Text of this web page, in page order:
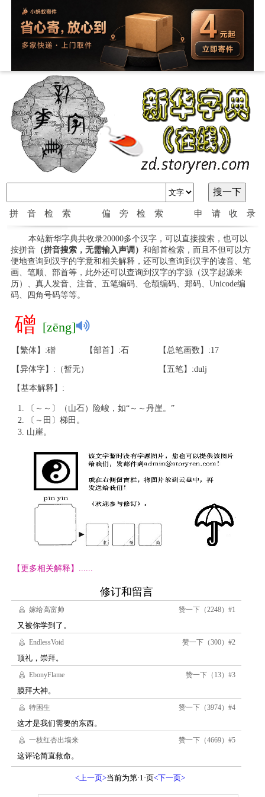
拼音检索 偏旁检索 申请收录
本站新华字典共收录20000多个汉字，可以直接搜索，也可以
按拼音（拼音搜索，无需输入声调） 和部首检索，而且不但可以方
便地查询到汉字的字意和相关解释，还可以查询到汉字的读音、笔
画、笔顺、部首等，此外还可以查询到汉字的字源（汉字起源来
历）、真人发音、注音、五笔编码、仓颉编码、郑码、Unicode编
码、四角号码等等。
磳 [zēng]
【繁体】:磳 【部首】:石 【总笔画数】:17
【异体字】:（暂无） 【五笔】:dulj
【基本解释】:
〔～～〕（山石）险峻，如“～～丹崖。”
〔～田〕梯田。
山崖。
【更多相关解释】......